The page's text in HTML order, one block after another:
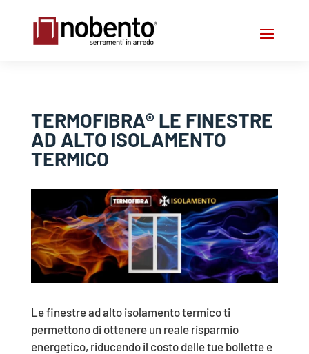
TERMOFIBRA® LE FINESTRE
AD ALTO ISOLAMENTO
TERMICO
Le finestre ad alto isolamento termico ti
permettono di ottenere un reale risparmio
energetico, riducendo il costo delle tue bollette e